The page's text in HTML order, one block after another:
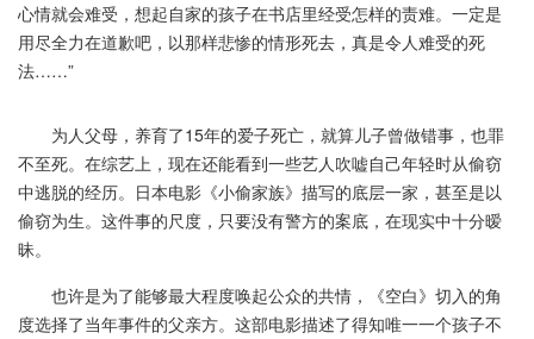
心情就会难受，想起自家的孩子在书店里经受怎样的责难。一定是
用尽全力在道歉吧，以那样悲惨的情形死去，真是令人难受的死
法……”
为人父母，养育了15年的爱子死亡，就算儿子曾做错事，也罪
不至死。在综艺上，现在还能看到一些艺人吹嘘自己年轻时从偷窃
中逃脱的经历。日本电影《小偷家族》描写的底层一家，甚至是以
偷窃为生。这件事的尺度，只要没有警方的案底，在现实中十分暧
昧。
也许是为了能够最大程度唤起公众的共情，《空白》切入的角
度选择了当年事件的父亲方。这部电影描述了得知唯一一个孩子不